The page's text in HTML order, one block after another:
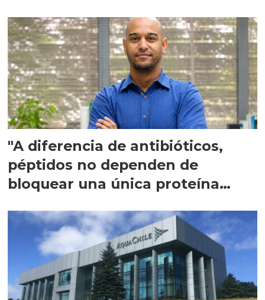
"A diferencia de antibióticos,
péptidos no dependen de
bloquear una única proteína